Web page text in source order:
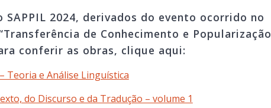
2024, derivados do evento ocorrido no
de Conhecimento e Popularização
conferir as obras, clique aqui:
Teoria e Análise Linguística
do Discurso e da Tradução – volume 1